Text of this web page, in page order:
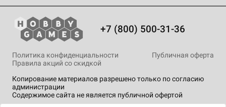
+7 (800) 500-31-36
Копирование материалов разрешено только по согласию
администрации
Содержимое сайта не является публичной офертой
Политика конфиденциальности
Публичная оферта
Правила акций со скидкой